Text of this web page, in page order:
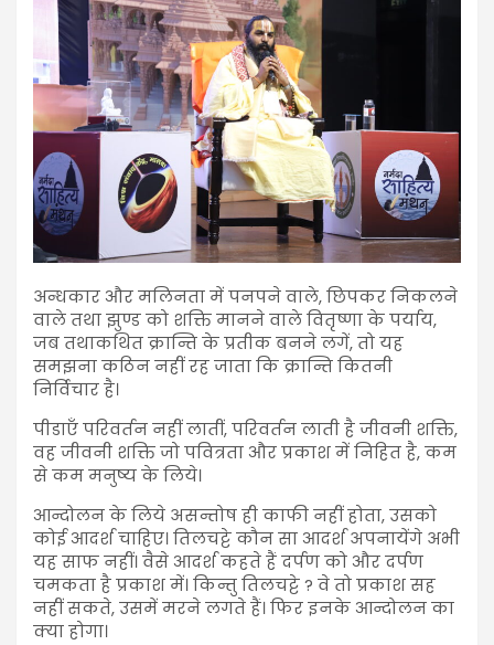
अन्धकार और मलिनता में पनपने वाले, छिपकर निकलने
वाले तथा झुण्ड को शक्ति मानने वाले वितृष्णा के पर्याय,
जब तथाकथित क्रान्ति के प्रतीक बनने लगें, तो यह
समझना कठिन नहीं रह जाता कि क्रान्ति कितनी
निर्विचार है।
पीडाएँ परिवर्तन नहीं लातीं, परिवर्तन लाती है जीवनी शक्ति,
वह जीवनी शक्ति जो पवित्रता और प्रकाश में निहित है, कम
से कम मनुष्य के लिये।
आन्दोलन के लिये असन्तोष ही काफी नहीं होता, उसको
कोई आदर्श चाहिए। तिलचट्टे कौन सा आदर्श अपनायेंगे अभी
यह साफ नहीं। वैसे आदर्श कहते हैं दर्पण को और दर्पण
चमकता है प्रकाश में। किन्तु तिलचट्टे ? वे तो प्रकाश सह
नहीं सकते, उसमें मरने लगते हैं। फिर इनके आन्दोलन का
क्या होगा।